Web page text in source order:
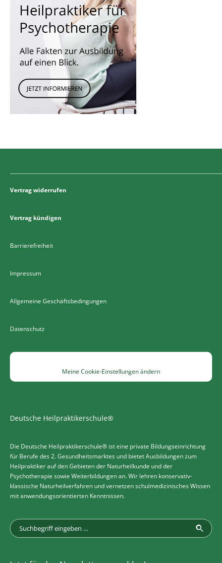
Vertrag widerrufen
Vertrag kündigen
Barrierefreiheit
Impressum
Allgemeine Geschäftsbedingungen
Datenschutz
Meine Cookie-Einstellungen ändern
Deutsche Heilpraktikerschule®
Die Deutsche Heilpraktikerschule® ist eine private Bildungseinrichtung
für Berufe des 2. Gesundheitsmarktes und bietet Ausbildungen zum
Heilpraktiker auf den Gebieten der Naturheilkunde und der
Psychotherapie sowie Weiterbildungen an. Wir lehren konservativ-
klassische Naturheilverfahren und vernetzen schulmedizinisches Wissen
mit anwendungsorientierten Kenntnissen.